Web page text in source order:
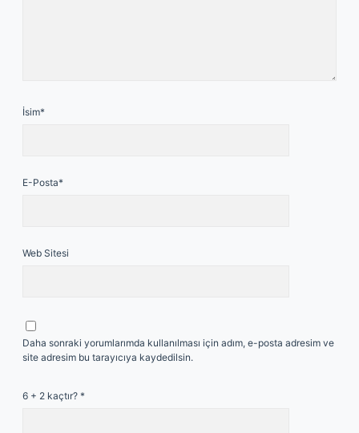
İsim*
E-Posta*
Web Sitesi
Daha sonraki yorumlarımda kullanılması için adım, e-posta adresim ve
site adresim bu tarayıcıya kaydedilsin.
6 + 2 kaçtır? *